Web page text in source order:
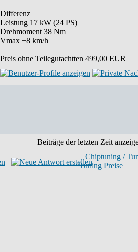
Differenz
Leistung 17 kW (24 PS)
Drehmoment 38 Nm
Vmax +8 km/h
Preis ohne Teilegutachtten 499,00 EUR
Beiträge der letzten Zeit
Chiptuning /
Tuning Preise